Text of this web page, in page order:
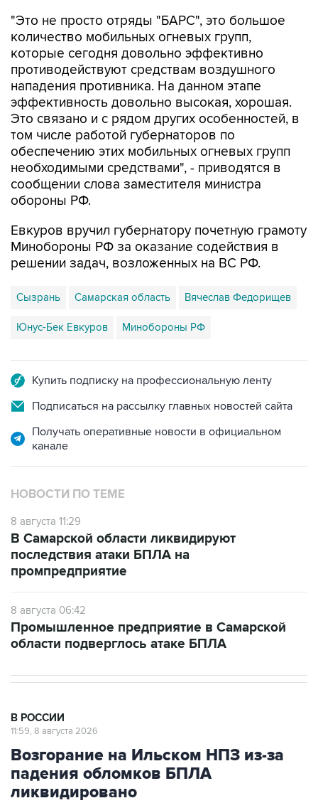
"Это не просто отряды "БАРС", это большое
количество мобильных огневых групп,
которые сегодня довольно эффективно
противодействуют средствам воздушного
нападения противника. На данном этапе
эффективность довольно высокая, хорошая.
Это связано и с рядом других особенностей, в
том числе работой губернаторов по
обеспечению этих мобильных огневых групп
необходимыми средствами", - приводятся в
сообщении слова заместителя министра
обороны РФ.
Евкуров вручил губернатору почетную грамоту
Минобороны РФ за оказание содействия в
решении задач, возложенных на ВС РФ.
Сызрань Самарская область Вячеслав Федорищев
Юнус-Бек Евкуров Минобороны РФ
Купить подписку на профессиональную ленту
Подписаться на рассылку главных новостей сайта
Получать оперативные новости в официальном
канале
НОВОСТИ ПО ТЕМЕ
8 августа 11:29
В Самарской области ликвидируют
последствия атаки БПЛА на
промпредприятие
8 августа 06:42
Промышленное предприятие в Самарской
области подверглось атаке БПЛА
В РОССИИ
11:59, 8 августа 2026
Возгорание на Ильском НПЗ из-за
падения обломков БПЛА
ликвидировано